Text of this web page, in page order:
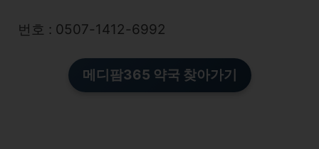
번호 : 0507-1412-6992
메디팜365 약국 찾아가기